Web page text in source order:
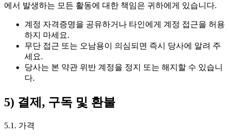
에서 발생하는 모든 활동에 대한 책임은 귀하에게 있습니다.
계정 자격증명을 공유하거나 타인에게 계정 접근을 허용
하지 마세요.
무단 접근 또는 오남용이 의심되면 즉시 당사에 알려 주
세요.
당사는 본 약관 위반 계정을 정지 또는 해지할 수 있습니
다.
5) 결제, 구독 및 환불
5.1. 가격